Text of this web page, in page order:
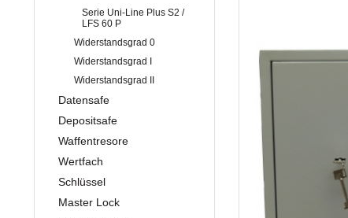
Serie Uni-Line Plus S2 /
LFS 60 P
Widerstandsgrad 0
Widerstandsgrad I
Widerstandsgrad II
Datensafe
Depositsafe
Waffentresore
Wertfach
Schlüssel
Master Lock